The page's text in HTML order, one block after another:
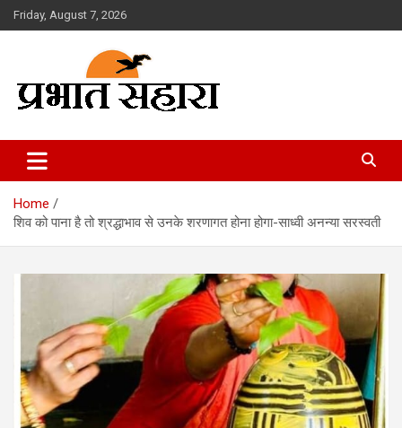
Skip
to
Friday, August 7, 2026
Prabhat Sahara
Home
शिव को पाना है तो श्रद्धाभाव से उनके शरणागत होना होगा-साध्वी अनन्या सरस्वती